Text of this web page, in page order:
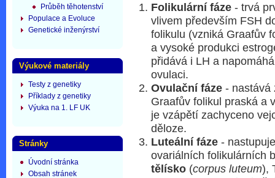
Folikulární fáze - trvá
vlivem především FSH
folikulu (vzniká Graafův
a vysoké produkci
přidává i LH a
ovulaci.
Ovulační fáze - nastává
Graafův folikul praská a
je vzápětí zachyceno
děloze.
Luteální fáze -
ovariálních folikulárních
tělísko (corpus luteum),
Průběh těhotenství
Populace a Evoluce
Genetické inženýrství
Výukové materiály
Testy z genetiky
Příklady z genetiky
Výuka na 1. LF UK
Stránky
Úvodní stránka
Obsah stránek